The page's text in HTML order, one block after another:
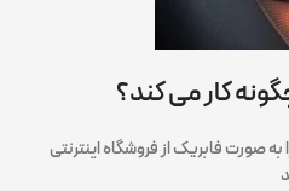
کار می کند؟
صورت فابریک از فروشگاه اینترنتی